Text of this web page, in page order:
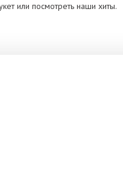
или посмотреть наши хиты.